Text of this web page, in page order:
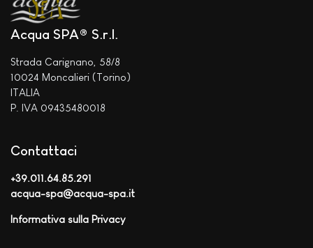
Acqua SPA® S.r.l.
Strada Carignano, 58/8
10024 Moncalieri (Torino)
ITALIA
P. IVA 09435480018
Contattaci
+39.011.64.85.291
acqua-spa@acqua-spa.it
Informativa sulla Privacy